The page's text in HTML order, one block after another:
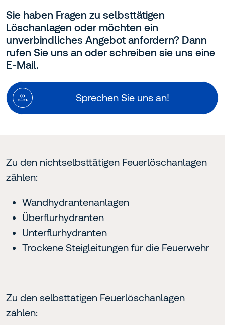
Sie haben Fragen zu selbsttätigen
Löschanlagen oder möchten ein
unverbindliches Angebot anfordern? Dann
rufen Sie uns an oder schreiben sie uns eine
E-Mail.
Sprechen Sie uns an!
Zu den nichtselbsttätigen Feuerlöschanlagen
zählen:
Wandhydrantenanlagen
Überflurhydranten
Unterflurhydranten
Trockene Steigleitungen für die Feuerwehr
Zu den selbsttätigen Feuerlöschanlagen
zählen: